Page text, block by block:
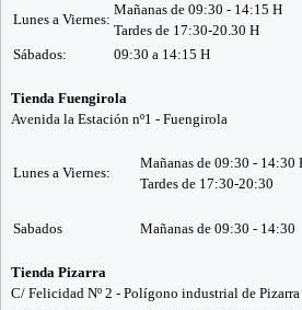
Lunes a Viernes:
Mañanas de 09:30 - 14:15 H
Tardes de 17:30-20.30 H
Sábados:
09:30 a 14:15 H
Tienda Fuengirola
Avenida la Estación nº1 - Fuengirola
Lunes a Viernes:
Mañanas de 09:30 - 14:30
Tardes de 17:30-20:30
Sabados Mañanas de 09:30 - 14:30
Tienda Pizarra
C/ Felicidad Nº 2 - Polígono industrial de Pizarra